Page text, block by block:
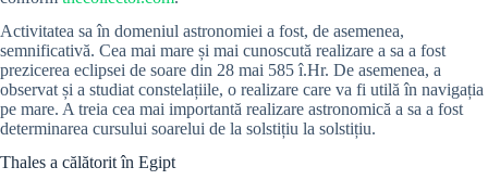
Activitatea sa în domeniul astronomiei a fost, de asemenea,
semnificativă. Cea mai mare și mai cunoscută realizare a sa a fost
prezicerea eclipsei de soare din 28 mai 585 î.Hr. De asemenea, a
observat și a studiat constelațiile, o realizare care va fi utilă în navigația
pe mare. A treia cea mai importantă realizare astronomică a sa a fost
determinarea cursului soarelui de la solstițiu la solstițiu.
Thales a călătorit în Egipt